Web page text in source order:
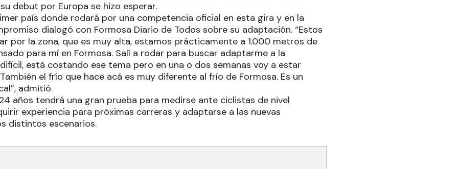
debut por Europa se hizo esperar.
país donde rodará por una competencia oficial en esta gira y en la
dialogó con Formosa Diario de Todos sobre su adaptación. “Estos
por la zona, que es muy alta, estamos prácticamente a 1.000 metros de
para mí en Formosa. Salí a rodar para buscar adaptarme a la
está costando ese tema pero en una o dos semanas voy a estar
el frío que hace acá es muy diferente al frío de Formosa. Es un
admitió.
años tendrá una gran prueba para medirse ante ciclistas de nivel
experiencia para próximas carreras y adaptarse a las nuevas
distintos escenarios.